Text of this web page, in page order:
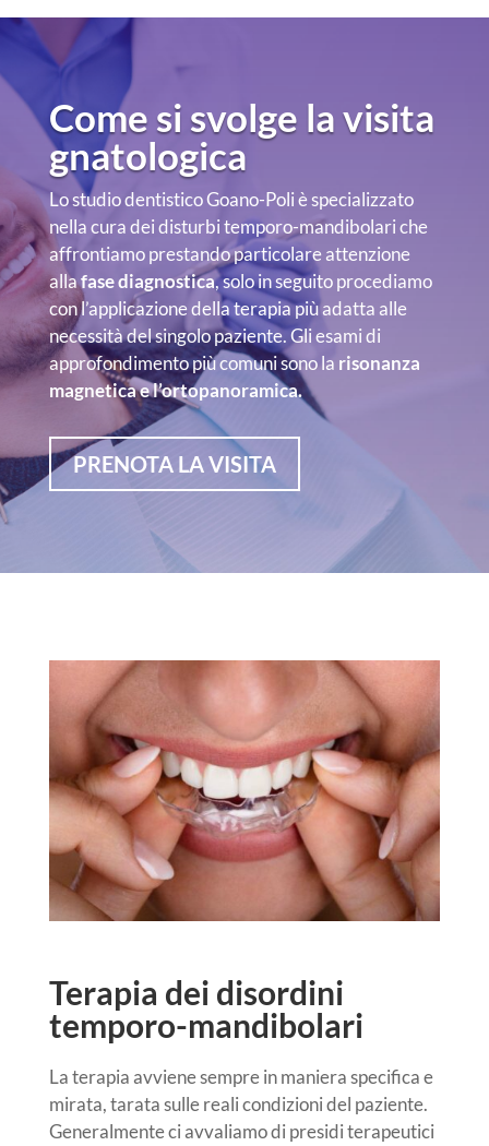
Come si svolge la visita
gnatologica
Lo studio dentistico Goano-Poli è specializzato
nella cura dei disturbi temporo-mandibolari che
affrontiamo prestando particolare attenzione
allafase diagnostica, solo in seguito procediamo
con l’applicazione della terapia più adatta alle
necessità del singolo paziente. Gli esami di
approfondimento più comuni sono la risonanza
magnetica e l’ortopanoramica.
PRENOTA LA VISITA
Terapia dei disordini
temporo-mandibolari
La terapia avviene sempre in maniera specifica e
mirata, tarata sulle reali condizioni del paziente.
Generalmente ci avvaliamo di presidi terapeutici